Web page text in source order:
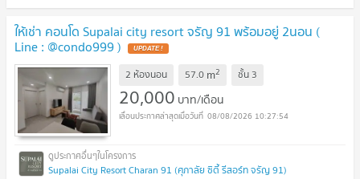
ให้เช่า คอนโด Supalai city resort จรัญ 91 พร้อมอยู่ 2นอน (
Line : @condo999 ) UPDATE !
2 ห้องนอน 57.0 m2 ชั้น 3
20,000 บาท/เดือน
08/08/2026 10:27:54
Supalai City Resort Charan 91 (ศุภาลัย ซิตี้ รีสอร์ท จรัญ 91)